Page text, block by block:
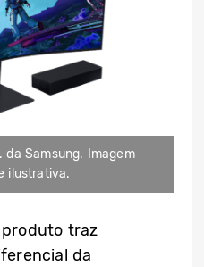
da Samsung. Imagem
ilustrativa.
produto traz
da